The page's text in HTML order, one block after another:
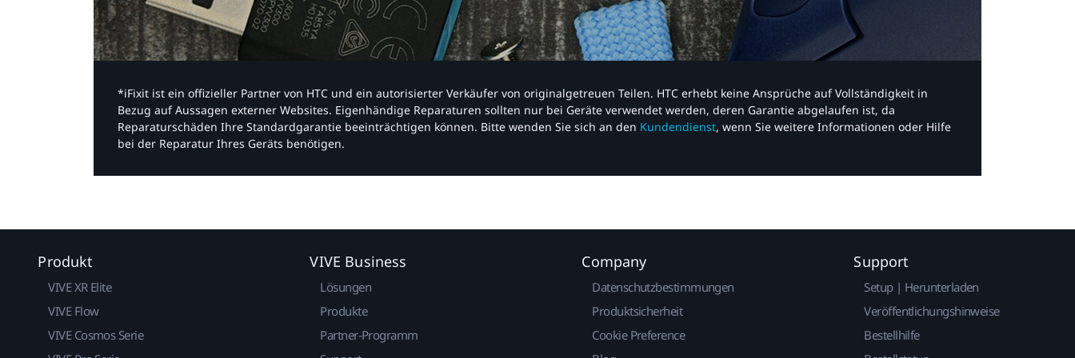
*iFixit ist ein offizieller Partner von HTC und ein autorisierter Verkäufer von originalgetreuen Teilen. HTC erhebt keine Ansprüche auf Vollständigkeit in
Bezug auf Aussagen externer Websites. Eigenhändige Reparaturen sollten nur bei Geräte verwendet werden, deren Garantie abgelaufen ist, da
Reparaturschäden Ihre Standardgarantie beeinträchtigen können. Bitte wenden Sie sich an den Kundendienst, wenn Sie weitere Informationen oder Hilfe
bei der Reparatur Ihres Geräts benötigen.​
Produkt
VIVE XR Elite
VIVE Flow
VIVE Cosmos Serie
VIVE Business
Lösungen
Produkte
Partner-Programm
Company
Datenschutzbestimmungen
Produktsicherheit
Cookie Preference
Support
Setup | Herunterladen
Veröffentlichungshinweise
Bestellhilfe